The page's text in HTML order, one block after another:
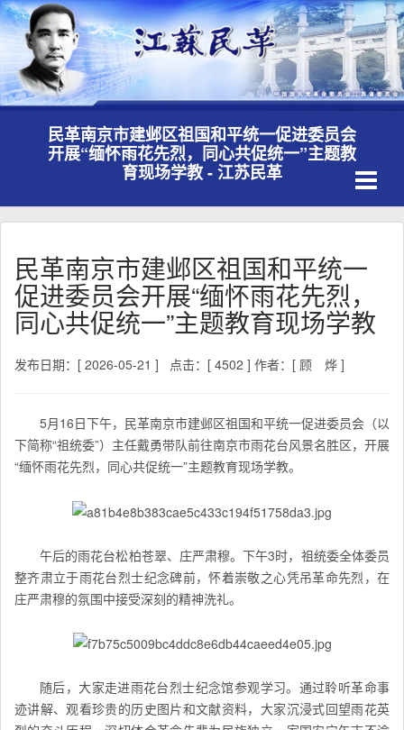
民革南京市建邺区祖国和平统一促进委员会
开展“缅怀雨花先烈，同心共促统一”主题教
育现场学教 - 江苏民革
Toggle
民革南京市建邺区祖国和平统一
促进委员会开展“缅怀雨花先烈，
同心共促统一”主题教育现场学教
发布日期：[ 2026-05-21 ] 点击：[ 4502 ] 作者：[ 顾 烨 ]
5月16日下午，民革南京市建邺区祖国和平统一促进委员会（以
下简称“祖统委”）主任戴勇带队前往南京市雨花台风景名胜区，开展
“缅怀雨花先烈，同心共促统一”主题教育现场学教。
午后的雨花台松柏苍翠、庄严肃穆。下午3时， 祖统委全体委员
整齐肃立于雨花台烈士纪念碑前，怀着崇敬之心凭吊革命先烈，在
庄严肃穆的氛围中接受深刻的精神洗礼。
随后，大家走进雨花台烈士纪念馆参观学习。通过聆听革命事
迹讲解、观看珍贵的历史图片和文献资料，大家沉浸式回望雨花英